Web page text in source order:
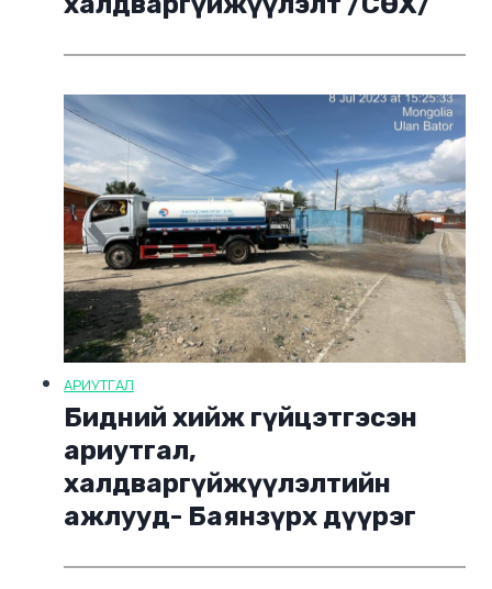
АРИУТГАЛ
Бидний хийж гүйцэтгэсэн
ариутгал,
халдваргүйжүүлэлтийн
ажлууд- Баянзүрх дүүрэг